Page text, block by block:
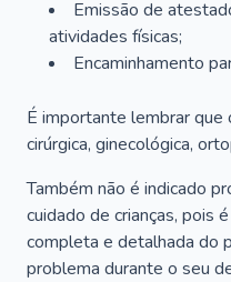
Emissão de
atividades físicas;
Encaminhamento
É importante lembrar que
cirúrgica, ginecológica,
Também não é indicado
cuidado de crianças, pois
completa e detalhada do
problema durante o seu